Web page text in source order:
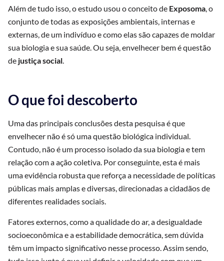
Além de tudo isso, o estudo usou o conceito de Exposoma, o
conjunto de todas as exposições ambientais, internas e
externas, de um indivíduo e como elas são capazes de moldar
sua biologia e sua saúde. Ou seja, envelhecer bem é questão
de justiça social.
O que foi descoberto
Uma das principais conclusões desta pesquisa é que
envelhecer não é só uma questão biológica individual.
Contudo, não é um processo isolado da sua biologia e tem
relação com a ação coletiva. Por conseguinte, esta é mais
uma evidência robusta que reforça a necessidade de políticas
públicas mais amplas e diversas, direcionadas a cidadãos de
diferentes realidades sociais.
Fatores externos, como a qualidade do ar, a desigualdade
socioeconômica e a estabilidade democrática, sem dúvida
têm um impacto significativo nesse processo. Assim sendo,